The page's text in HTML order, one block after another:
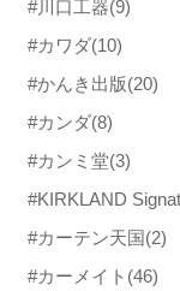
#川口工器(9)
#カワダ(10)
#かんき出版(20)
#カンダ(8)
#カンミ堂(3)
#カーテン天国(2)
#カーメイト (46)